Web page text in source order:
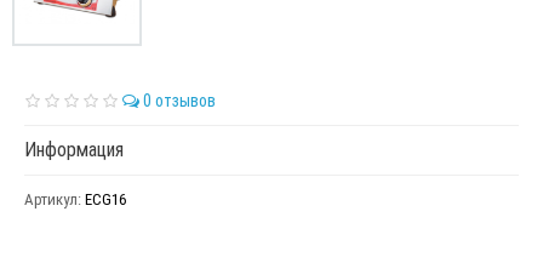
0 отзывов
Информация
Артикул: ECG16